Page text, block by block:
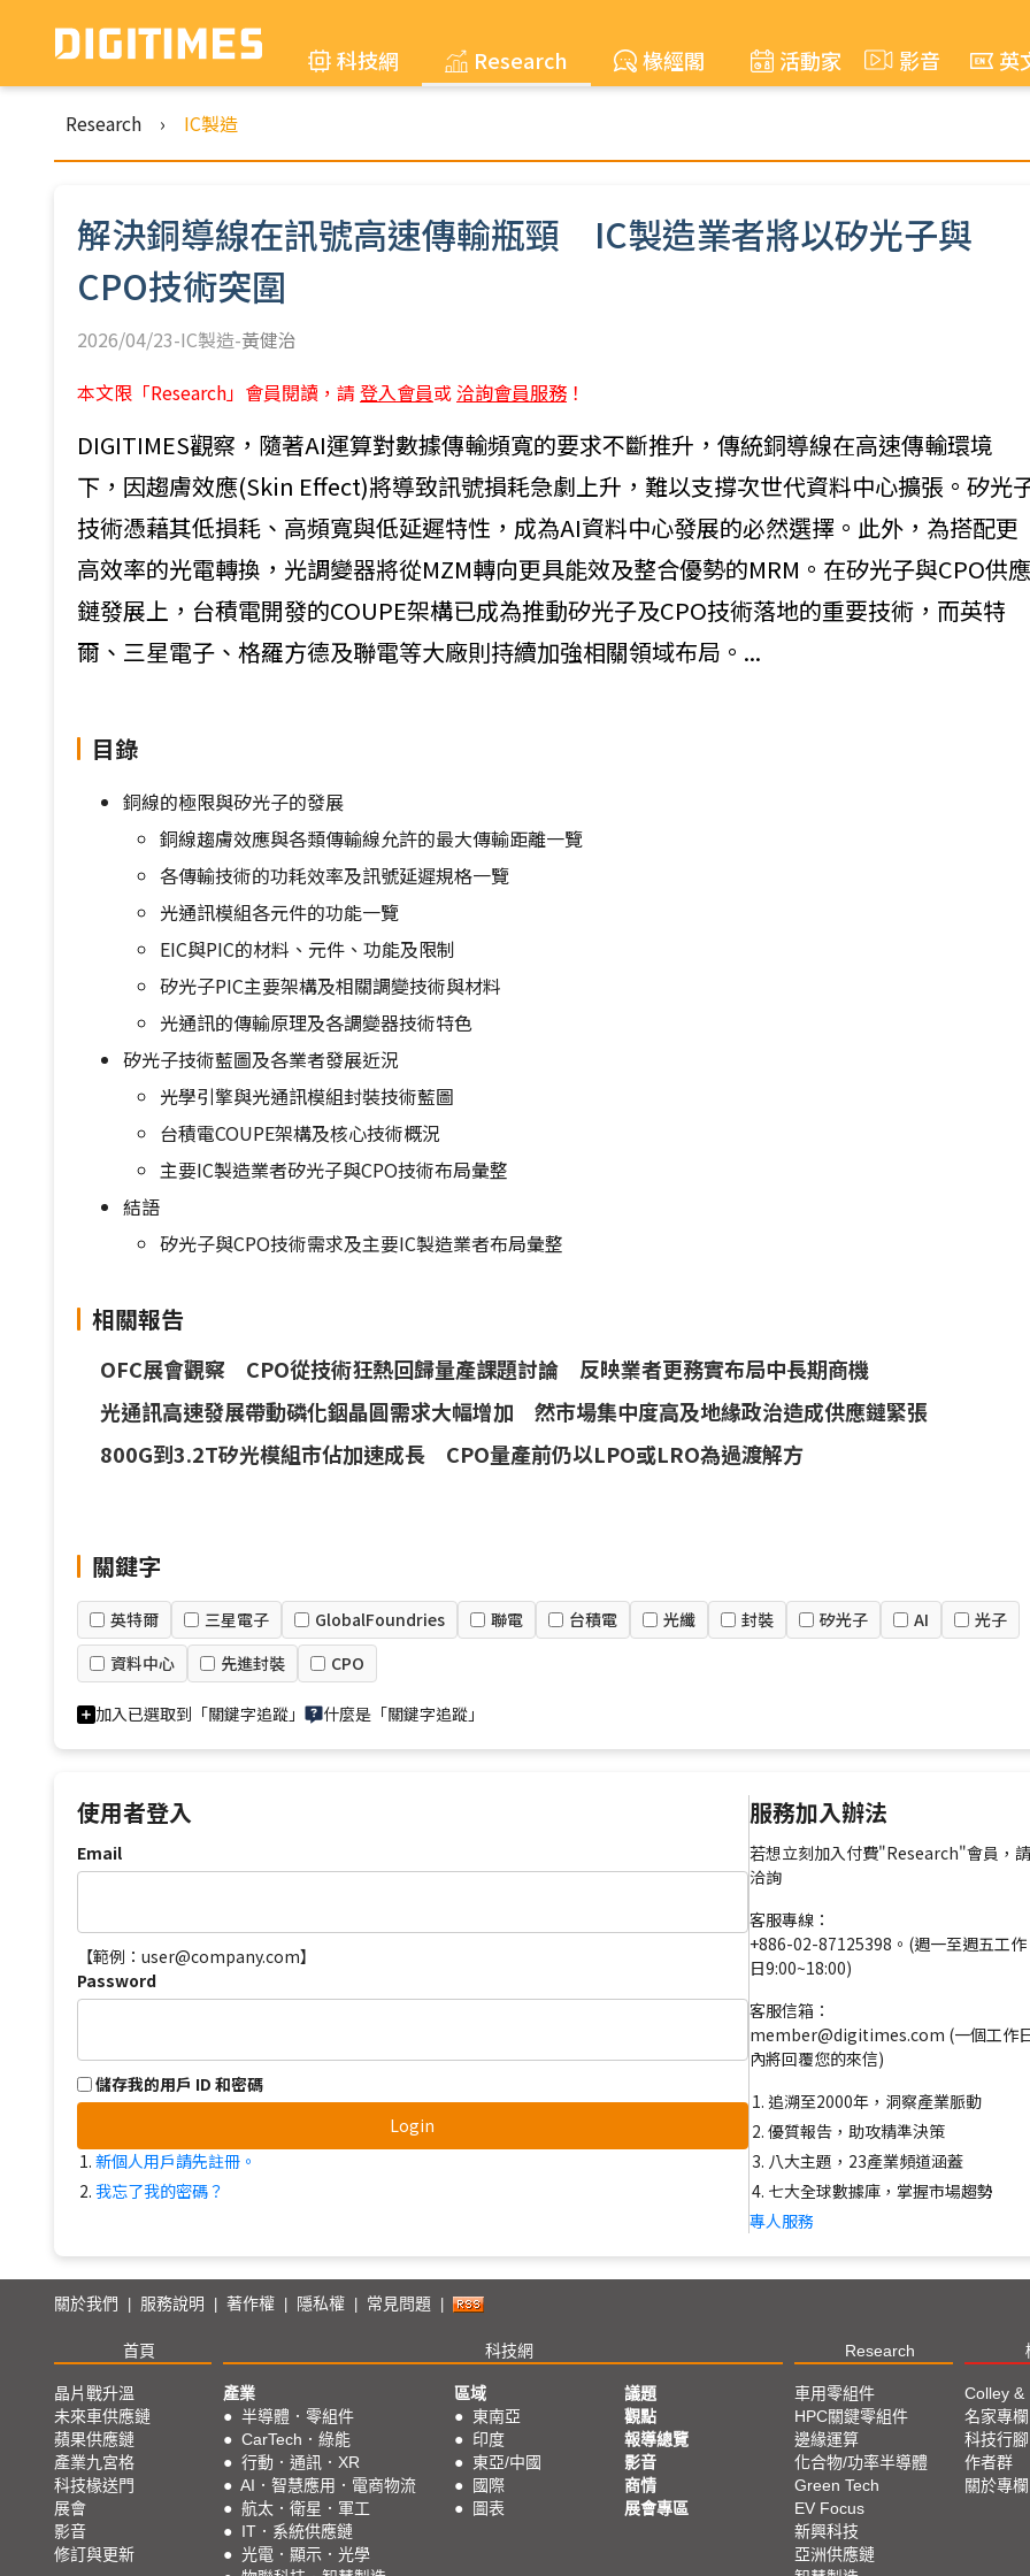
科技網 Research 椽經閣 活動家 影音 英
Research › IC製造
解決銅導線在訊號高速傳輸瓶頸 IC製造業者將以矽光子與
CPO技術突圍
2026/04/23-IC製造-黃健治
本文限「Research」會員閱讀，請 登入會員或 洽詢會員服務 ！
DIGITIMES觀察，隨著AI運算對數據傳輸頻寬的要求不斷推升，傳統銅導線在高速傳輸環境
下，因趨膚效應(Skin Effect)將導致訊號損耗急劇上升，難以支撐次世代資料中心擴張。矽光
技術憑藉其低損耗、高頻寬與低延遲特性，成為AI資料中心發展的必然選擇。此外，為搭配更
高效率的光電轉換，光調變器將從MZM轉向更具能效及整合優勢的MRM。在矽光子與CPO供應
鏈發展上，台積電開發的COUPE架構已成為推動矽光子及CPO技術落地的重要技術，而英特
爾、三星電子、格羅方德及聯電等大廠則持續加強相關領域布局。...
目錄
銅線的極限與矽光子的發展
銅線趨膚效應與各類傳輸線允許的最大傳輸距離一覽
各傳輸技術的功耗效率及訊號延遲規格一覽
光通訊模組各元件的功能一覽
EIC與PIC的材料、元件、功能及限制
矽光子PIC主要架構及相關調變技術與材料
光通訊的傳輸原理及各調變器技術特色
矽光子技術藍圖及各業者發展近況
光學引擎與光通訊模組封裝技術藍圖
台積電COUPE架構及核心技術概況
主要IC製造業者矽光子與CPO技術布局彙整
結語
矽光子與CPO技術需求及主要IC製造業者布局彙整
相關報告
OFC展會觀察 CPO從技術狂熱回歸量產課題討論 反映業者更務實布局中長期商機
光通訊高速發展帶動磷化銦晶圓需求大幅增加 然市場集中度高及地緣政治造成供應鏈緊張
800G到3.2T矽光模組市佔加速成長 CPO量產前仍以LPO或LRO為過渡解方
關鍵字
英特爾 三星電子 GlobalFoundries 聯電 台積電 光纖 封裝 矽光子 AI
光子
資料中心
先進封裝 CPO
加入已選取到「關鍵字追蹤」 什麼是「關鍵字追蹤」
使用者登入
Email
【範例：user@company.com】
Password
儲存我的用戶 ID 和密碼
Login
新個人用戶請先註冊。
我忘了我的密碼？
服務加入辦法
若想立刻加入付費"Research"會員，請
洽詢
客服專線：
+886-02-87125398。(週一至週五工作
日9:00~18:00)
客服信箱：
member@digitimes.com (一個工作
內將回覆您的來信)
追溯至2000年，洞察產業脈動
優質報告，助攻精準決策
八大主題，23產業頻道涵蓋
七大全球數據庫，掌握市場趨勢
專人服務
關於我們 服務說明 著作權 隱私權 常見問題
首頁 科技網 Research
晶片戰升溫
未來車供應鏈
蘋果供應鏈
產業九宮格
科技椽送門
展會
影音
修訂與更新
產業
● 半導體．零組件
● CarTech．綠能
● 行動．通訊．XR
● AI．智慧應用．電商物流
● 航太．衛星．軍工
● IT．系統供應鏈
● 光電．顯示．光學
區域
● 東南亞
● 印度
● 東亞/中國
●
國際
●
圖表
議題
觀點
報導總覽
影音
商情
展會專區
車用零組件
HPC關鍵零組件
邊緣運算
化合物/功率半導體
Green Tech
EV Focus
新興科技
亞洲供應鏈
Colley &
名家專欄
科技行腳
作者群
關於專欄